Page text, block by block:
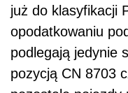
już do klasyfikacji
opodatkowaniu
podlegają jedynie
pozycją CN 8703